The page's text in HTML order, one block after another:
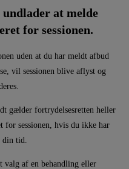
at melde
for sessionen.
uden at du har meldt afbud
vil sessionen blive aflyst og
gælder fortrydelsesretten heller
sessionen, hvis du ikke har
tid.
af en behandling eller